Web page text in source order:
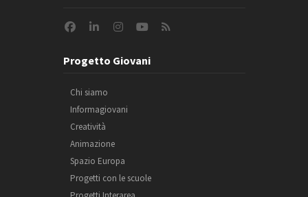
Progetto Giovani
Chi siamo
Informagiovani
Creatività
Animazione
Spazio Europa
Progetti con le scuole